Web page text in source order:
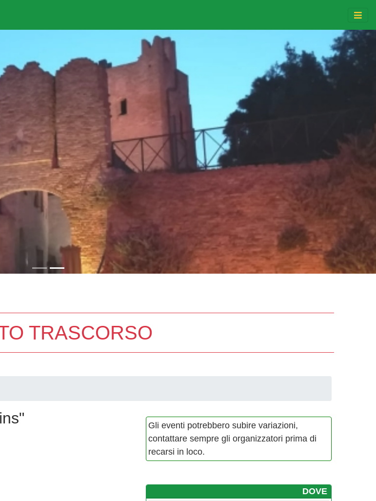
TRASCORSO
Gli eventi potrebbero subire variazioni,
contattare sempre gli organizzatori prima di
recarsi in loco.
DOVE